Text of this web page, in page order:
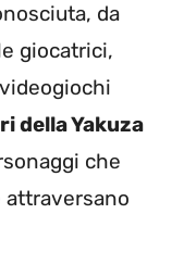
da
giocatrici,
della Yakuza
che
attraversano